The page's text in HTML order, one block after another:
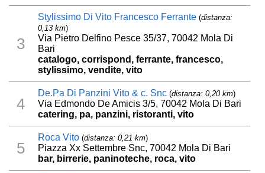
3
Stylissimo Di Vito Francesco Ferrante (distanza:
0,13 km)
Via Pietro Delfino Pesce 35/37, 70042 Mola Di
Bari
catalogo, corrispond, ferrante, francesco,
stylissimo, vendite, vito
4
De.Pa Di Panzini Vito & c. Snc (distanza: 0,20 km)
Via Edmondo De Amicis 3/5, 70042 Mola Di Bari
catering, pa, panzini, ristoranti, vito
5
Roca Vito (distanza: 0,21 km)
Piazza Xx Settembre Snc, 70042 Mola Di Bari
bar, birrerie, paninoteche, roca, vito